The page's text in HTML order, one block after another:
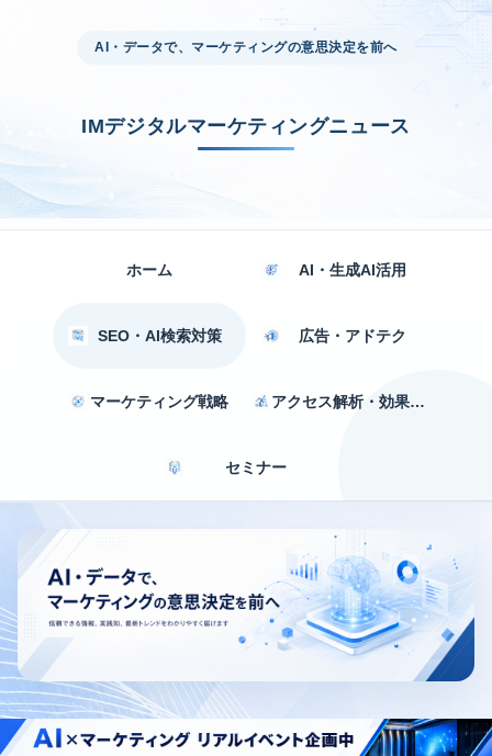
AI・データで、マーケティングの意思決定を前へ
IMデジタルマーケティングニュース
ホーム AI・生成AI活用
SEO・AI検索対策 広告・アドテク
マーケティング戦略 アクセス解析・効果測定
セミナー